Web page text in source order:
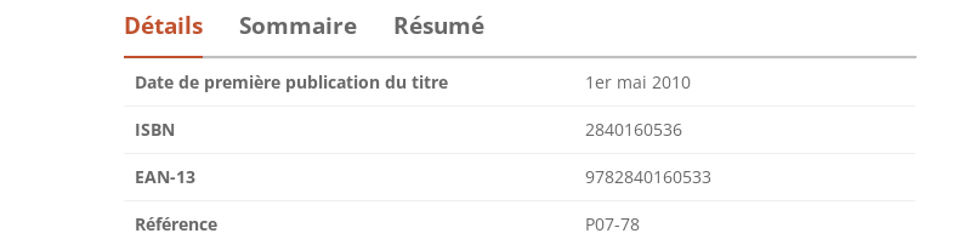
Détails Sommaire Résumé
Date de première publication du titre 1er mai 2010
ISBN 2840160536
EAN-13 9782840160533
Référence P07-78